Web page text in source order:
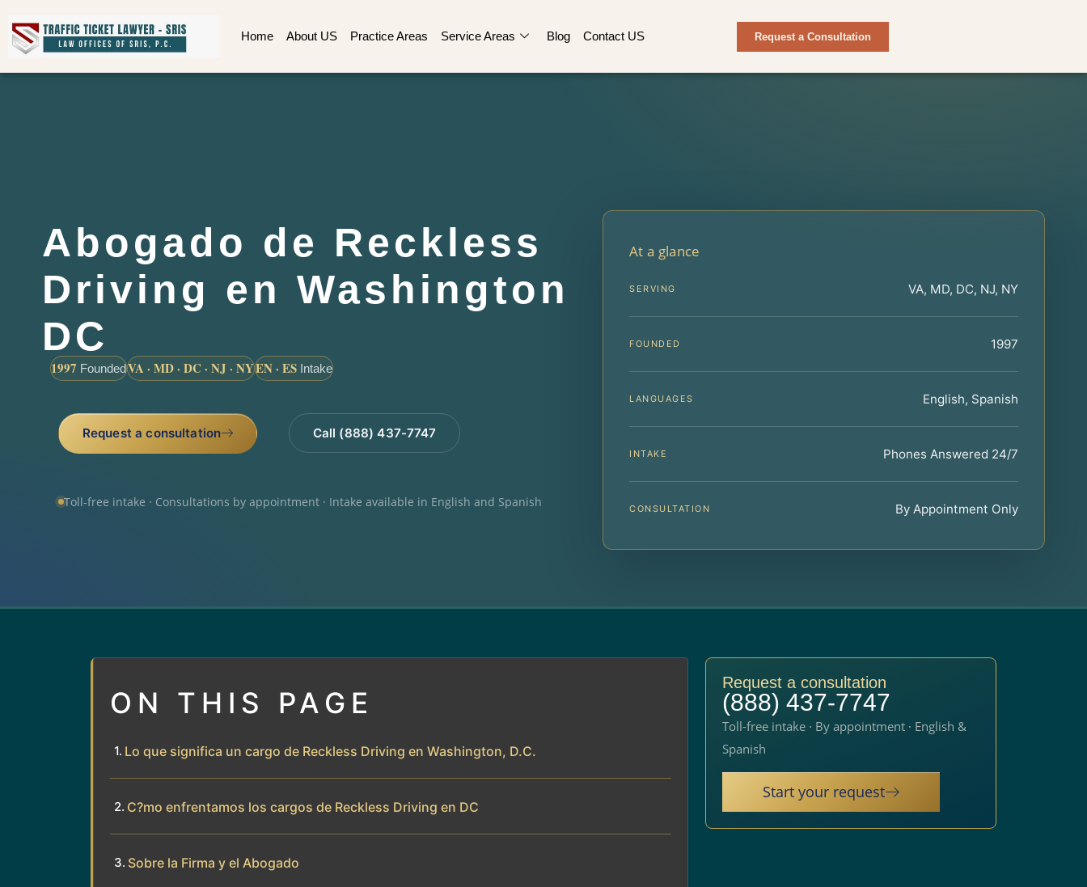
Home About US Practice Areas Service Areas Blog Contact US Request a Consultation
Abogado de Reckless
Driving en Washington
DC
1997 FoundedVA · MD · DC · NJ · NYEN · ES Intake
Request a consultation Call (888) 437-7747
Toll-free intake · Consultations by appointment · Intake available in English and Spanish
At a glance
SERVING VA, MD, DC, NJ, NY
FOUNDED 1997
LANGUAGES English, Spanish
INTAKE Phones Answered 24/7
CONSULTATION By Appointment Only
ON THIS PAGE
Lo que significa un cargo de Reckless Driving en Washington, D.C.
C?mo enfrentamos los cargos de Reckless Driving en DC
Sobre la Firma y el Abogado
Request a consultation
(888) 437-7747
Toll-free intake · By appointment · English &
Spanish
Start your request